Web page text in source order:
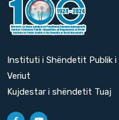
Instituti i Shëndetit Publik i
Veriut
Kujdestar i shëndetit Tuaj